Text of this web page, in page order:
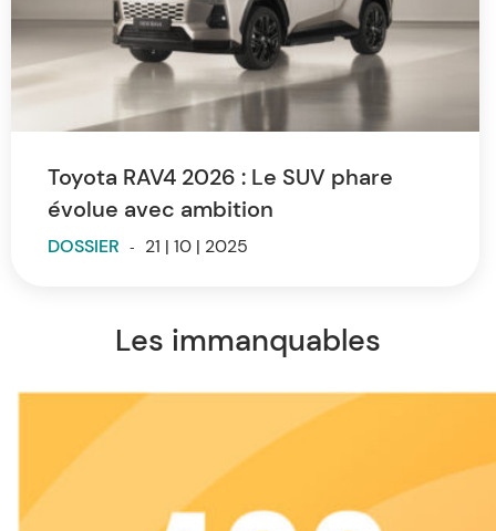
Toyota RAV4 2026 : Le SUV phare
évolue avec ambition
DOSSIER - 21 | 10 | 2025
Les immanquables